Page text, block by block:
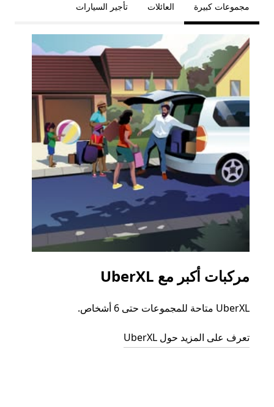
مجموعات كبيرة العائلات تأجير السيارات
مركبات أكبر مع UberXL
UberXL متاحة للمجموعات حتى 6 أشخاص.
تعرف على المزيد حول UberXL